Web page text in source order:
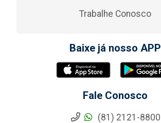
Trabalhe Conosco
Baixe já nosso APP
Fale Conosco
(81) 2121-8800